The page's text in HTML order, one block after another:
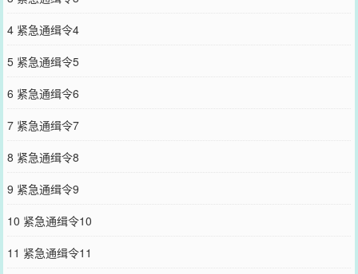
隔壁小凤姐的单位一样发点心？”许天看着这些不熟悉的家人，认真
那我搬出去住吧，顺便跟孟家退婚。”不等许家爸妈说话，还没搞清许
里显摆呢，怎么能让她跑了。许爸：“显摆啥？以前一直显摆天天是学
所言，各种嘲讽。随着许天一路升职加薪，享受各种福利待遇，嘲讽
红本本在大院转了一圈又一圈：“法医怎么了？很好很伟大！”
和微博微信里的朋友推荐哦！
4 紧急通缉令4
5 紧急通缉令5
6 紧急通缉令6
7 紧急通缉令7
8 紧急通缉令8
9 紧急通缉令9
10 紧急通缉令10
11 紧急通缉令11